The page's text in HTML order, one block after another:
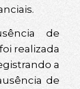
de
realizada
a
de